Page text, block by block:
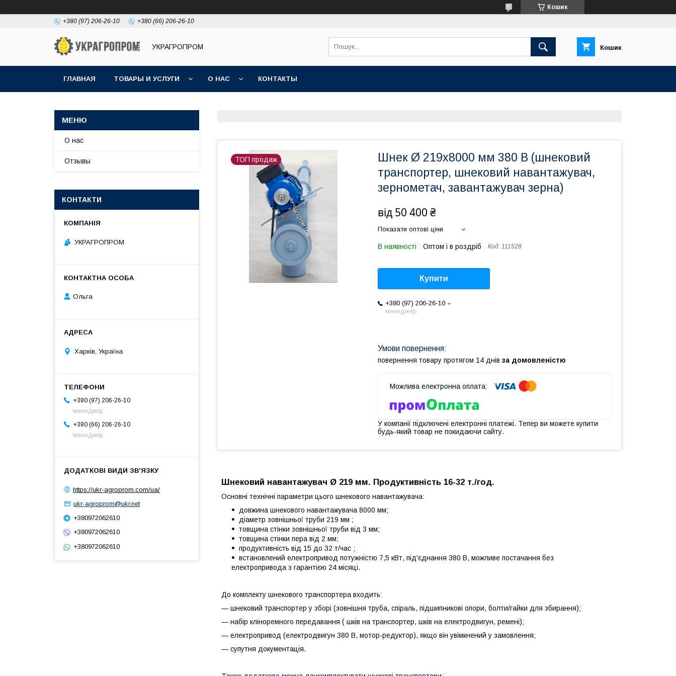
Кошик
+380 (97) 206-26-10 +380 (66) 206-26-10
УКРАГРОПРОМ Кошик
ГЛАВНАЯ ТОВАРЫ И УСЛУГИ О НАС КОНТАКТЫ
ТОП продаж
Шнек Ø 219х8000 мм 380 В (шнековий
транспортер, шнековий навантажувач,
зернометач, завантажувач зерна)
від 50 400 ₴
Показати оптові ціни
В наявності Оптом і в роздріб Код: 111528
Купити
+380 (97) 206-26-10
менеджер
повернення товару протягом 14 днів за домовленістю
У компанії підключені електронні платежі. Тепер ви можете купити
будь-який товар не покидаючи сайту.
Шнековий навантажувач Ø 219 мм. Продуктивність 16-32 т./год.
Основні технічні параметри цього шнекового навантажувача:
довжина шнекового навантажувача 8000 мм;
діаметр зовнішньої труби 219 мм ;
товщина стінки зовнішньої труби від 3 мм;
товщина стінки пера від 2 мм;
продуктивність від 15 до 32 т/час ;
встановлений електропривод потужністю 7,5 кВт, під'єднання 380 В, можливе постачання без
електропривода з гарантією 24 місяці.
До комплекту шнекового транспортера входить:
— шнековий транспортер у зборі (зовнішня труба, спіраль, підшипникові опори, болти/гайки для збирання);
— набір кліноремного передавання ( шків на транспортер, шків на електродвигун, ремені);
— електропривод (електродвигун 380 В, мотор-редуктор), якщо він увімкнений у замовлення;
— супутня документація.
О нас
Отзывы
КОНТАКТИ
УКРАГРОПРОМ
Ольга
Харків, Україна
+380 (97) 206-26-10
менеджер
+380 (66) 206-26-10
менеджер
https://ukr-agroprom.com/ua/
ukr-agroprom@ukr.net
+380972062610
+380972062610
+380972062610